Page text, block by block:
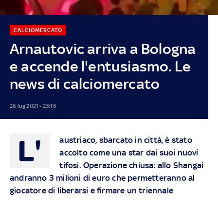
Arnautovic arriva a Bologna
e accende l'entusiasmo. Le
news di calciomercato
CALCIOMERCATO
26 lug 2021 - 23:16
L'
austriaco, sbarcato in città, è stato
accolto come una star dai suoi nuovi
tifosi. Operazione chiusa: allo Shangai
andranno 3 milioni di euro che permetteranno al
giocatore di liberarsi e firmare un triennale